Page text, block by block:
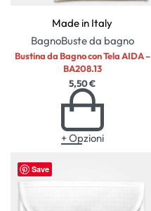
Made in Italy
BagnoBuste da bagno
Bustina da Bagno con Tela AIDA –
BA208.13
5,50€
+ Opzioni
Save